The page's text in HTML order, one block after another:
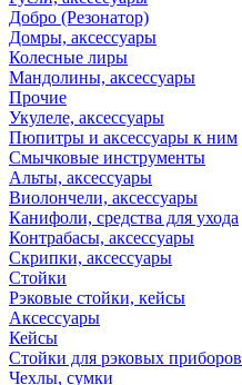
Добро (Резонатор)
Домры, аксессуары
Колесные лиры
Мандолины, аксессуары
Прочие
Укулеле, аксессуары
Пюпитры и аксессуары к ним
Смычковые инструменты
Альты, аксессуары
Виолончели, аксессуары
Канифоли, средства для ухода
Контрабасы, аксессуары
Скрипки, аксессуары
Стойки
Рэковые стойки, кейсы
Аксессуары
Кейсы
Стойки для рэковых приборов
Чехлы, сумки